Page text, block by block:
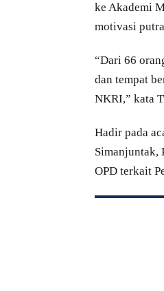
ke Akademi
motivasi
“Dari 66
dan tempat
NKRI,” kata
Hadir pada
Simanjuntak,
OPD terkait